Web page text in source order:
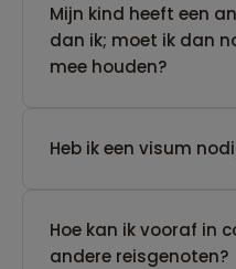
Mijn kind heeft een
dan ik; moet ik dan
mee houden?
Heb ik een visum
Hoe kan ik vooraf in
andere reisgenoten?